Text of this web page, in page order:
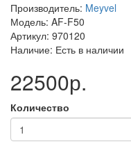
Производитель: Meyvel
Модель: AF-F50
Артикул: 970120
Наличие: Есть в наличии
22500р.
Количество